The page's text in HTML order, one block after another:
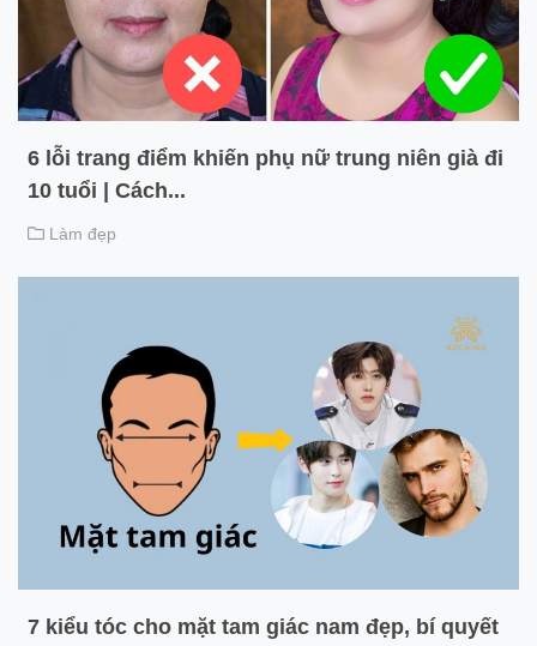
6 lỗi trang điểm khiến phụ nữ trung niên già đi
10 tuổi | Cách...
Làm đẹp
7 kiểu tóc cho mặt tam giác nam đẹp, bí quyết